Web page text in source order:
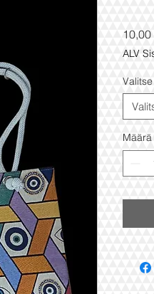
10,00
ALV
Valitse
Määrä